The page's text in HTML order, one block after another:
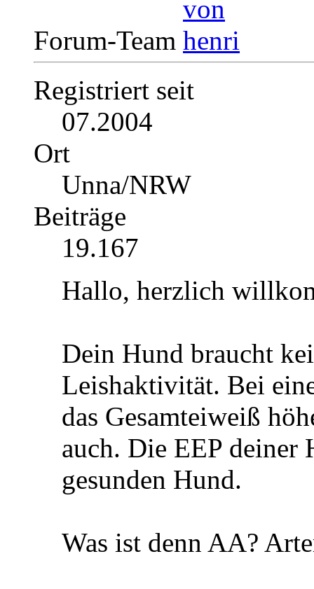
Forum-Team
Registriert seit
07.2004
Ort
Unna/NRW
Beiträge
19.167
Hallo, herzlich
Dein Hund braucht
Leishaktivität. Bei
das Gesamteiweiß
auch. Die EEP deiner
gesunden Hund.
Was ist denn AA?